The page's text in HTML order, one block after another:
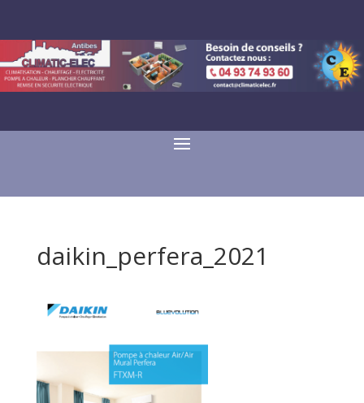
daikin_perfera_2021